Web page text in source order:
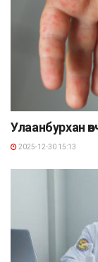
Улаанбурхан
2025-12-30 15:13